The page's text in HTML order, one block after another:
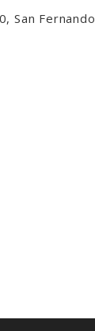
San Fernando